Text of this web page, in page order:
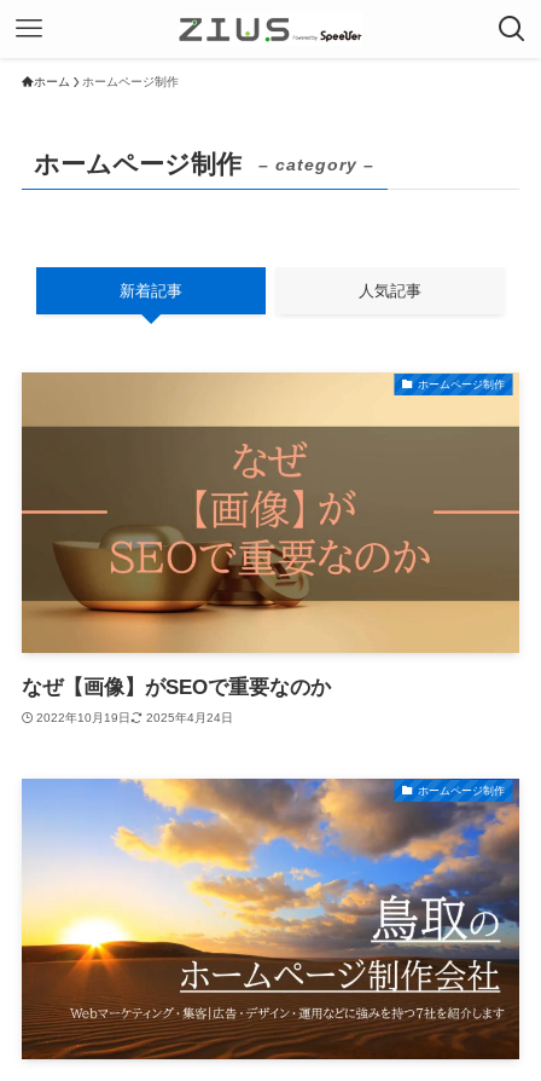
ホーム ホームページ制作
ホームページ制作 – category –
新着記事 人気記事
ホームページ制作
なぜ【画像】がSEOで重要なのか
2022年10月19日 2025年4月24日
ホームページ制作